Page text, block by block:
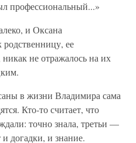
профессиональный...»
и Оксана
родственницу, ее
не отражалось на их
в жизни Владимира сама
Кто-то считает, что
точно знала, третьи —
догадки, и знание.